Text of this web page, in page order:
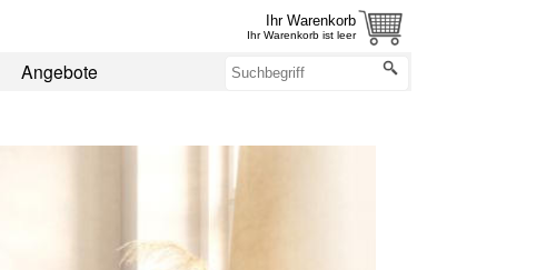
Ihr Warenkorb
Ihr Warenkorb ist leer
Angebote